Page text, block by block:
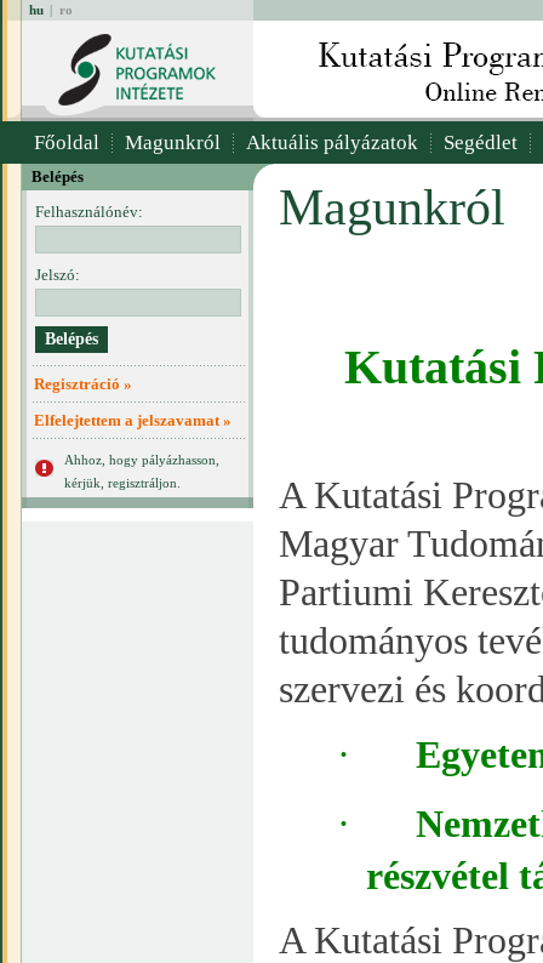
hu | ro
Főoldal Magunkról Aktuális pályázatok Segédlet
Belépés
Felhasználónév:
Jelszó:
Regisztráció »
Elfelejtettem a jelszavamat »
Ahhoz, hogy pályázhasson,
kérjük, regisztráljon.
Magunkról
Kutatási
A Kutatási
Magyar
Partiumi
tudományos
szervezi és
·
·
részvétel
A Kutatási